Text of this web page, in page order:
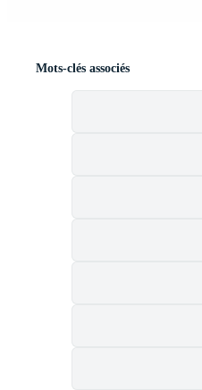
Mots-clés associés